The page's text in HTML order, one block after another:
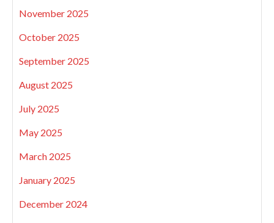
November 2025
October 2025
September 2025
August 2025
July 2025
May 2025
March 2025
January 2025
December 2024